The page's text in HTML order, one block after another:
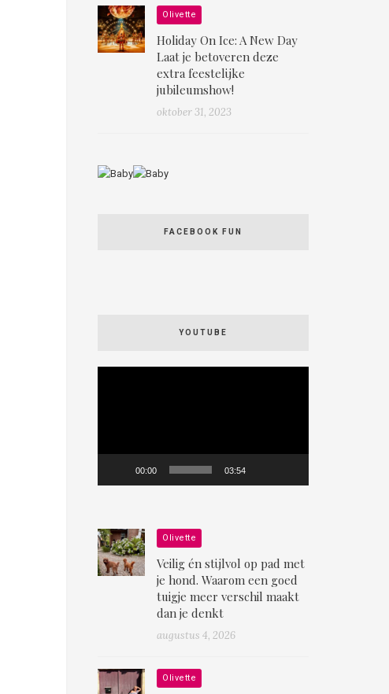
Olivette
Holiday On Ice: A New Day
Laat je betoveren deze
extra feestelijke
jubileumshow!
oktober 31, 2023
FACEBOOK FUN
YOUTUBE
00:00 03:54
Olivette
Veilig én stijlvol op pad met
je hond. Waarom een goed
tuigje meer verschil maakt
dan je denkt
augustus 4, 2026
Olivette